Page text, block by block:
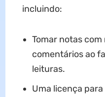
incluindo:
Tomar notas
comentários ao
leituras.
Uma licença